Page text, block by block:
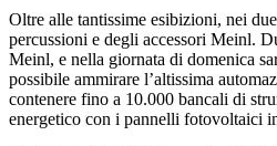
Oltre alle tantissime esibizioni, nei
percussioni e degli accessori Meinl.
Meinl, e nella giornata di domenica
possibile ammirare l’altissima
contenere fino a 10.000 bancali di
energetico con i pannelli fotovoltaici